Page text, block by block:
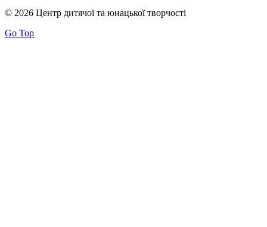
© 2026 Центр дитячої та юнацької творчості
Go Top